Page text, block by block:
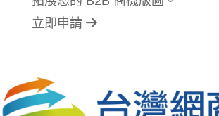
立即申請